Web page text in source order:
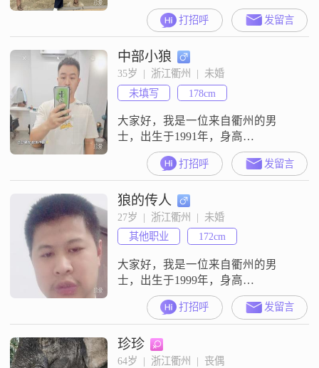
州工作，学历是大专##3002##我的
月收入在 3001 - 5000 元之间
##3002##我觉得自己是个善解人意
的人，能够理解和体谅他人的想法
和感受##3002##在生活中，我真诚
可靠，对待身边的每一个人都充满
真心##3002##我追
打招呼 发留言
中部小狼
35岁  |  浙江衢州  |  未婚
未填写
178cm
大家好，我是一位来自衢州的男
士，出生于1991年，身高
178cm##3002##我的月收入在8001到
12000元之间，目前从事一份稳定的
工作##3002##我拥有大专学历，在
工作中我一直保持着认真负责的态
度##3002##我个人性格稳重可靠，
幽默风趣，善于与人沟通##3002##
在生活中，我自信果断，外向健
谈，总是能
打招呼 发留言
狼的传人
27岁  |  浙江衢州  |  未婚
其他职业
172cm
大家好，我是一位来自衢州的男
士，出生于1999年，身高
172cm##3002##我的月收入在50000
元以上，目前在这个城市有着稳定
的工作和收入##3002##虽然学历没
有填写，但我相信我的能力和经验
能够让我在生活中不断进步
打招呼 发留言
珍珍
64岁  |  浙江衢州  |  丧偶